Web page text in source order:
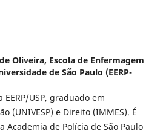
Oliveira, Escola de Enfermagem
de São Paulo (EERP-
USP, graduado em
(UNIVESP) e Direito (IMMES). É
Academia de Polícia de São Paulo